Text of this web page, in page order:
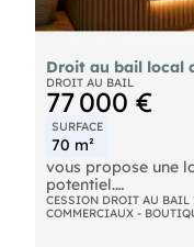
Droit au bail local
DROIT AU BAIL
77 000 €
SURFACE
70 m²
vous propose une
potentiel.
Vous recherchez
CESSION DROIT AU BAIL
COMMERCIAUX -